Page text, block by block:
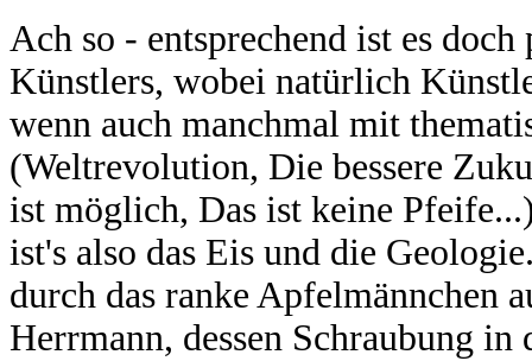
Ach so - entsprechend ist es
Künstlers, wobei natürlich
wenn auch manchmal mit
(Weltrevolution, Die bessere
ist möglich, Das ist keine
ist's also das Eis und die
durch das ranke Apfelmännchen
Herrmann, dessen Schraubung in